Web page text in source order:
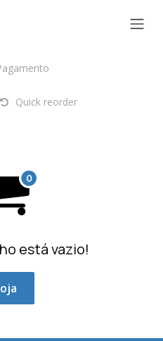
Quick reorder
está vazio!